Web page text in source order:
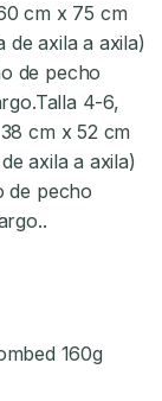
cm x 75 cm
de axila a axila)
de pecho
4-6,
cm x 52 cm
axila a axila)
de pecho
160g